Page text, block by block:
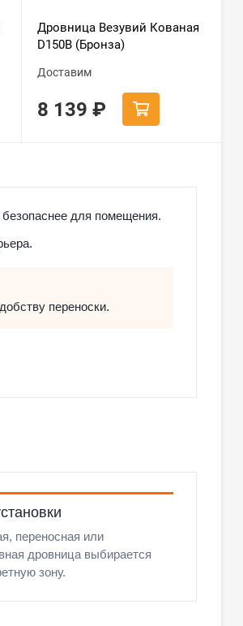
Дровница Везувий Кованая
D150В (Бронза)
Доставим
8 139 ₽
для помещения.
переноски.
переносная или
дровница выбирается
зону.